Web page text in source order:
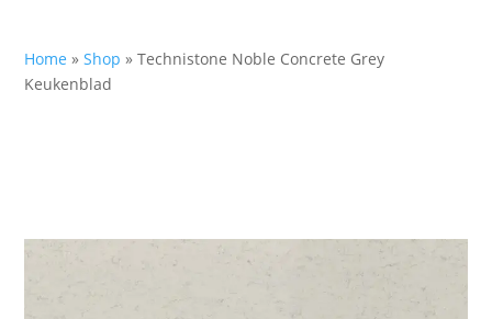
Home »Shop »Technistone Noble Concrete Grey
Keukenblad